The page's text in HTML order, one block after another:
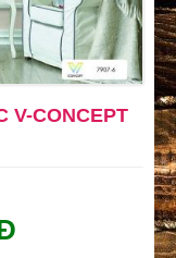
V-CONCEPT